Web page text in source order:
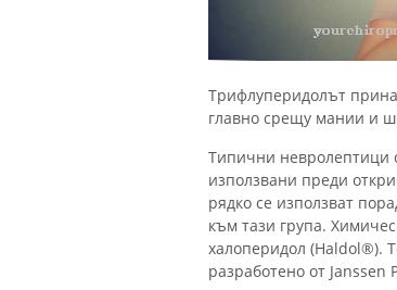
Трифлуперидолът
главно срещу мании и
Типични невролептици
използвани преди
рядко се използват
към тази група.
халоперидол (Haldol®).
разработено от Janssen